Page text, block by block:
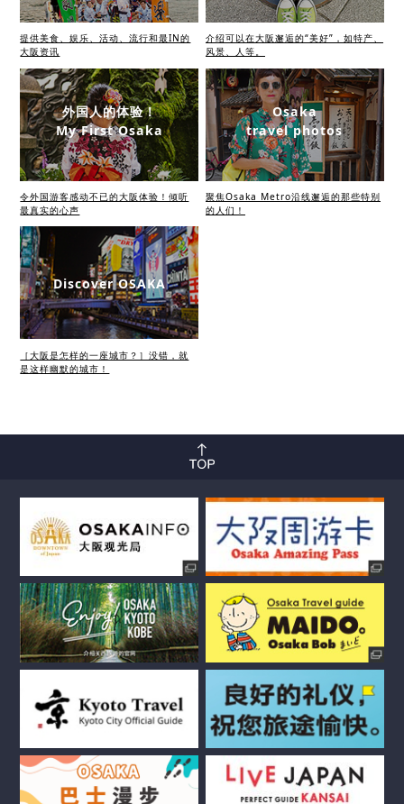
提供美食、娱乐、活动、流行和最IN的
大阪资讯
介绍可以在大阪邂逅的“美好”，如特产、
风景、人等。
外国人的体验！
My First Osaka
令外国游客感动不已的大阪体验！倾听
最真实的心声
Osaka
travel photos
聚焦Osaka Metro沿线邂逅的那些特别
的人们！
Discover OSAKA
［大阪是怎样的一座城市？］没错，就
是这样幽默的城市！